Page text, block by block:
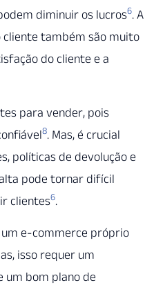
diminuir os lucros6. A
cliente também são muito
do cliente e a
para vender, pois
8. Mas, é crucial
políticas de devolução e
pode tornar difícil
clientes6.
e-commerce próprio
isso requer um
um bom plano de